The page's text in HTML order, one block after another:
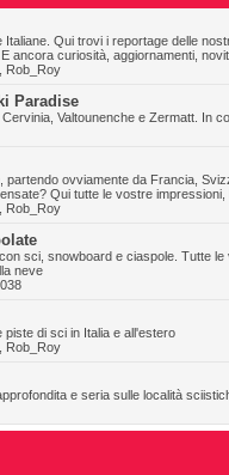
Italiane. Qui trovi i reportage delle
ancora curiosità, aggiornamenti,
Rob_Roy
Paradise
Valtounenche e Zermatt. In
partendo ovviamente da Francia,
Qui tutte le vostre
Rob_Roy
sci, snowboard e ciaspole. Tutte
neve
piste di sci in Italia e all'estero
Rob_Roy
e seria sulle località